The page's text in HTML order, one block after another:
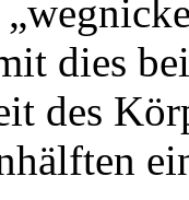
dies
des